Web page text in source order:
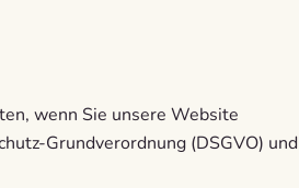
wenn Sie unsere Website
Grundverordnung (DSGVO) und